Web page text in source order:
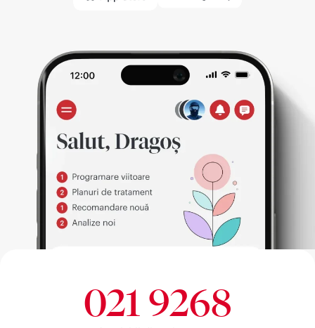
021 9268